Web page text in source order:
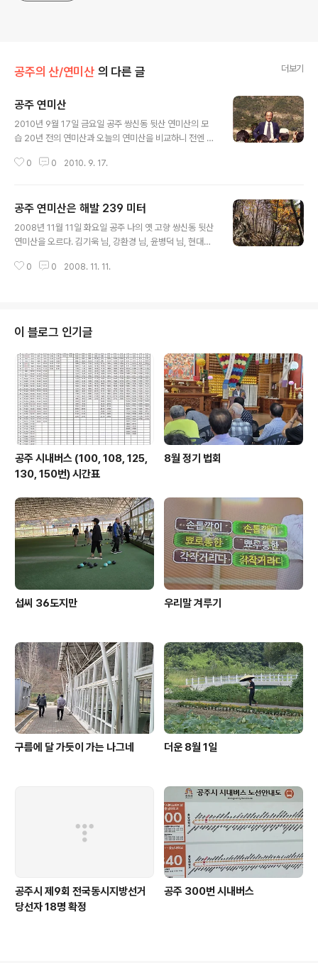
공주의 산/연미산 의 다른 글 더보기
공주 연미산
2010년 9월 17일 금요일 공주 쌍신동 뒷산 연미산의 모
습 20년 전의 연미산과 오늘의 연미산을 비교하니 전엔 산
0년대 초반 곰나루 솔밭에서 본 연미산 2010년 9월 17일
0 0 2010. 9. 17.
공주 연미산은 해발 239 미터
2008년 11월 11일 화요일 공주 나의 옛 고향 쌍신동 뒷산
연미산을 오르다. 김기욱 님, 강환경 님, 윤병덕 님, 현대순
는 날, 오늘 연미산을 올랐다. 연미산 정상에서의 전망은 봉
0 0 2008. 11. 11.
이 블로그 인기글
공주 시내버스 (100, 108, 125,
130, 150번) 시간표
8월 정기 법회
섭씨 36도지만 우리말 겨루기
구름에 달 가듯이 가는 나그네 더운 8월 1일
공주시 제9회 전국동시지방선거
당선자 18명 확정
공주 300번 시내버스